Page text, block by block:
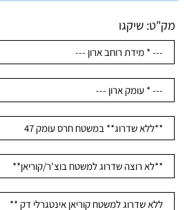
מק"ט: שיקגו